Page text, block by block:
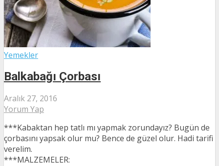
Yemekler
Balkabağı Çorbası
Aralık 27, 2016
Yorum Yap
***Kabaktan hep tatlı mı yapmak zorundayız? Bugün de
çorbasını yapsak olur mu? Bence de güzel olur. Hadi tarifi
verelim.
***MALZEMELER: